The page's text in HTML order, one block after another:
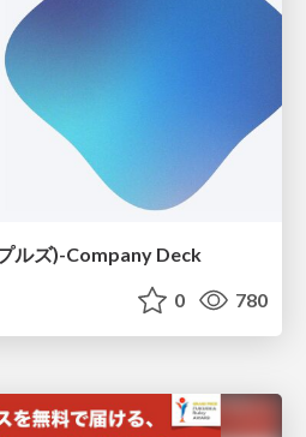
ルズ)-Company Deck
0 780